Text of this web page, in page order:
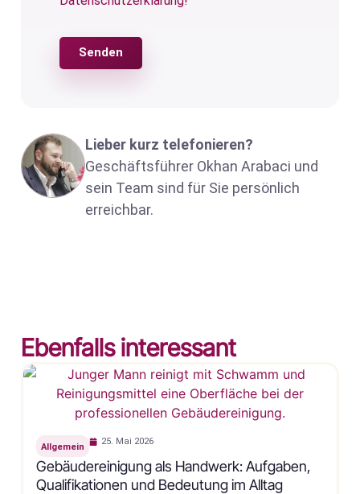
Senden
Lieber kurz telefonieren?
Geschäftsführer Okhan Arabaci und
sein Team sind für Sie persönlich
erreichbar.
Ebenfalls interessant
Allgemein
25. Mai 2026
Gebäudereinigung als Handwerk: Aufgaben,
Qualifikationen und Bedeutung im Alltag